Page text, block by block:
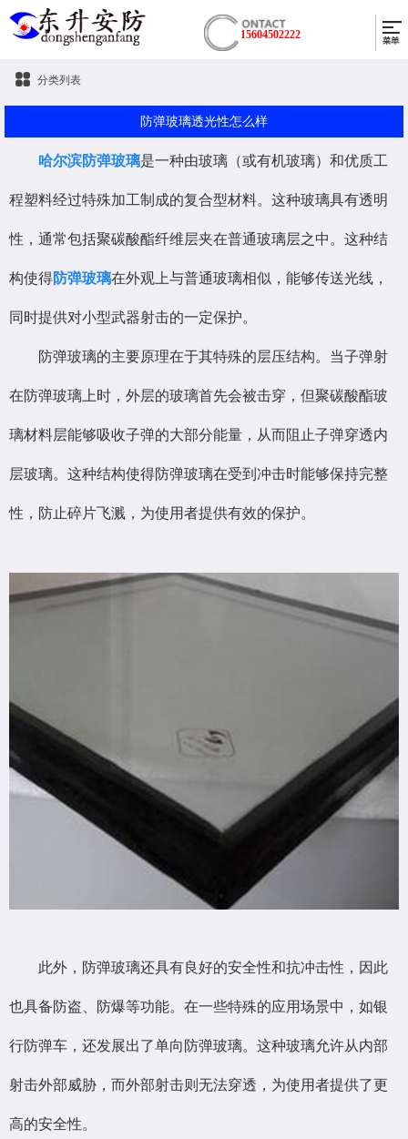
15604502222
分类列表
防弹玻璃透光性怎么样
哈尔滨防弹玻璃是一种由玻璃（或有机玻璃）和优质工
程塑料经过特殊加工制成的复合型材料。这种玻璃具有透明
性，通常包括聚碳酸酯纤维层夹在普通玻璃层之中。这种结
构使得防弹玻璃在外观上与普通玻璃相似，能够传送光线，
同时提供对小型武器射击的一定保护。
防弹玻璃的主要原理在于其特殊的层压结构。当子弹射
在防弹玻璃上时，外层的玻璃首先会被击穿，但聚碳酸酯玻
璃材料层能够吸收子弹的大部分能量，从而阻止子弹穿透内
层玻璃。这种结构使得防弹玻璃在受到冲击时能够保持完整
性，防止碎片飞溅，为使用者提供有效的保护。
此外，防弹玻璃还具有良好的安全性和抗冲击性，因此
也具备防盗、防爆等功能。在一些特殊的应用场景中，如银
行防弹车，还发展出了单向防弹玻璃。这种玻璃允许从内部
射击外部威胁，而外部射击则无法穿透，为使用者提供了更
高的安全性。